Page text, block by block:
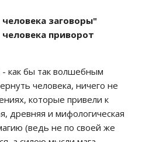
заговоры"
приворот
как бы так волшебным
человека, ничего не
которые привели к
древняя и мифологическая
(ведь не по своей же